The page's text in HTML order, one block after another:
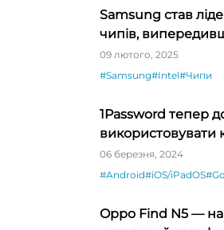
Samsung став
чипів,
09 лютого, 2025
#Samsung#Intel#Чипи
1Password тепер
використовувати
Android
06 березня, 2024
#Android#iOS/iPadOS
Oppo Find N5 —